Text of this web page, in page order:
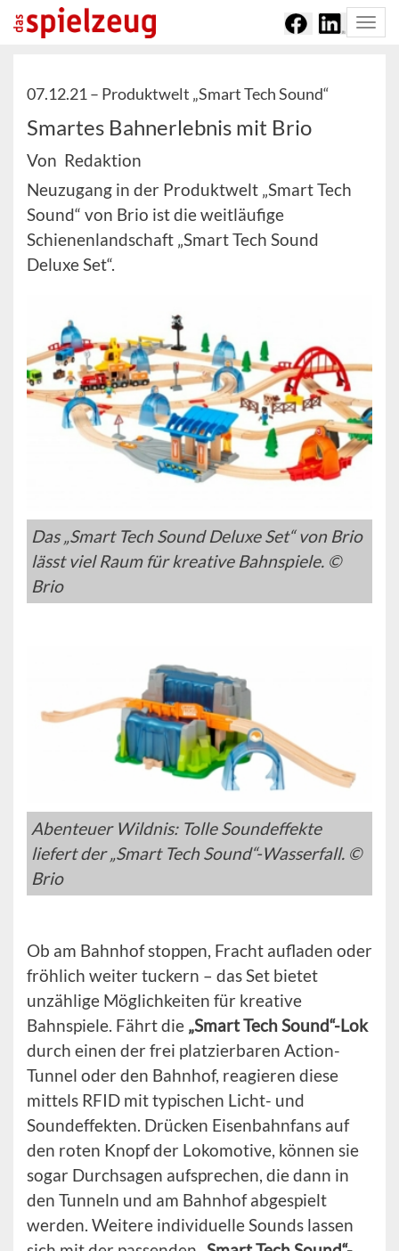
07.12.21 – Produktwelt „Smart Tech Sound“
Smartes Bahnerlebnis mit Brio
Von Redaktion
Neuzugang in der Produktwelt „Smart Tech
Sound“ von Brio ist die weitläufige
Schienenlandschaft „Smart Tech Sound
Deluxe Set“.
Das „Smart Tech Sound Deluxe Set“ von Brio
lässt viel Raum für kreative Bahnspiele. ©
Brio
Abenteuer Wildnis: Tolle Soundeffekte
liefert der „Smart Tech Sound“-Wasserfall. ©
Brio
Ob am Bahnhof stoppen, Fracht aufladen oder
fröhlich weiter tuckern – das Set bietet
unzählige Möglichkeiten für kreative
Bahnspiele. Fährt die „Smart Tech Sound“-Lok
durch einen der frei platzierbaren Action-
Tunnel oder den Bahnhof, reagieren diese
mittels RFID mit typischen Licht- und
Soundeffekten. Drücken Eisenbahnfans auf
den roten Knopf der Lokomotive, können sie
sogar Durchsagen aufsprechen, die dann in
den Tunneln und am Bahnhof abgespielt
werden. Weitere individuelle Sounds lassen